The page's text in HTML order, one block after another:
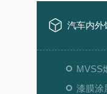
汽车内外
MVSS
漆膜涂